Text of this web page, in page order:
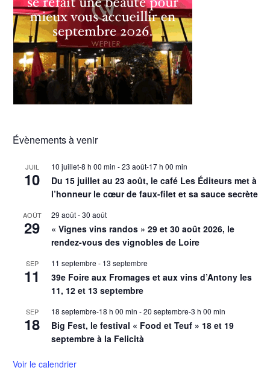
Évènements à venir
JUIL
10
10 juillet-8 h 00 min -23 août-17 h 00 min
Du 15 juillet au 23 août, le café Les Éditeurs met à
l’honneur le cœur de faux-filet et sa sauce secrète
AOÛT
29
29 août-30 août
« Vignes vins randos » 29 et 30 août 2026, le
rendez-vous des vignobles de Loire
SEP
11
11 septembre - 13 septembre
39e Foire aux Fromages et aux vins d’Antony les
11, 12 et 13 septembre
SEP
18
18 septembre-18 h 00 min -20 septembre-3 h 00 min
Big Fest, le festival « Food et Teuf » 18 et 19
septembre à la Felicità
Voir le calendrier